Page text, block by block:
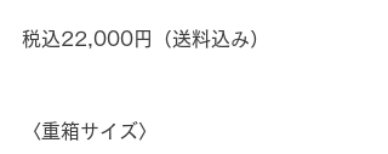
税込22,000円（送料込み）
〈重箱サイズ〉